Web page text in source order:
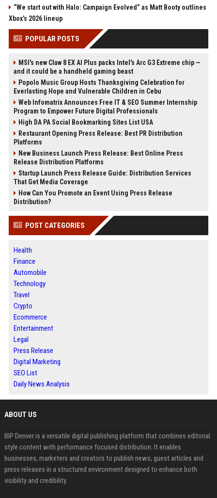
“We start out with Halo: Campaign Evolved” as Matt Booty outlines
Xbox’s 2026 lineup
POPULAR POSTS
MSI's new Claw 8 EX AI Plus packs Intel's Arc G3 Extreme chip —
and it could be a handheld gaming beast
Popolo Music Group Hosts Thanksgiving Celebration for
Everlasting Hope and Vulnerable Children in Cebu
Web Infomatrix Announces Free IT & SEO Summer Internship
Program to Empower Future Digital Professionals
High DA PA Social Bookmarking Sites List USA
Restaurant Opening Press Release: Best PR Distribution
Platforms
New Business Launch Press Release: Best Online Press
Release Distribution Platforms
Startup Launch Press Release Guide: Distribution Services
That Get Media Coverage
How Can You Promote an Event Using Press Release
Distribution?
POST CATEGORIES
Health
Finance
Automobile
Technology
Travel
Crypto
Ecommerce
Entertainment
Legal
Press Release
Digital Marketing
SEO List
Daily News Analysis
ABOUT US
BIP Denver is a versatile digital publishing platform that combines editorial
style content with performance focused distribution. It enables
businesses, marketers and creators to publish news, guest articles and
press releases in a structured environment designed to enhance both
visibility and credibility.